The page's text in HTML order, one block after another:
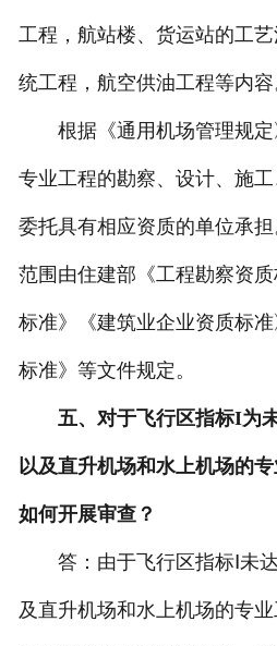
工程，航站楼、货运站的工
统工程，航空供油工程等内容
根据《通用机场管理规定
专业工程的勘察、设计、施
委托具有相应资质的单位承
范围由住建部《工程勘察资
标准》《建筑业企业资质标
标准》等文件规定。
五、对于飞行区指标I为
以及直升机场和水上机场的
如何开展审查？
答：由于飞行区指标Ⅰ未达
及直升机场和水上机场的专